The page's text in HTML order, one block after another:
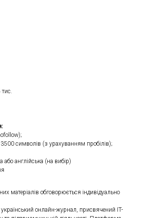
тис.
3500 символів (з урахуванням пробілів);
або англійська (на вибір)
матеріалів обговорюється індивідуально
онлайн-журнал, присвячений IT-